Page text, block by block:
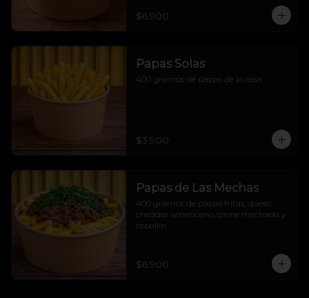
$6.900
Papas Solas
400 gramos de papas de la casa
$3.900
Papas de Las Mechas
400 gramos de papas fritas, queso
cheddar americano, carne mechada y
cebollín
$6.900